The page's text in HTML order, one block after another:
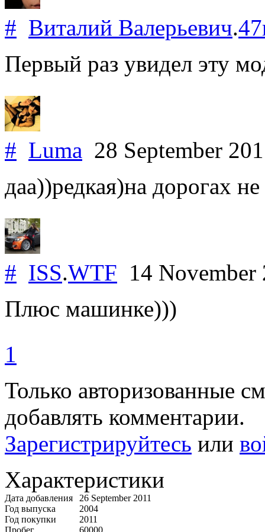
# Виталий Валерьевич.
Первый раз увидел эту
# Luma 28 September
даа))редкая)на дорогах
# ISS.WTF 14
Плюс машинке)))
1
Только авторизованные
добавлять комментарии.
Зарегистрируйтесь или
Характеристики
Дата добавления
26 September 2011
Год выпуска
2004
Год покупки
2011
Пробег
60000